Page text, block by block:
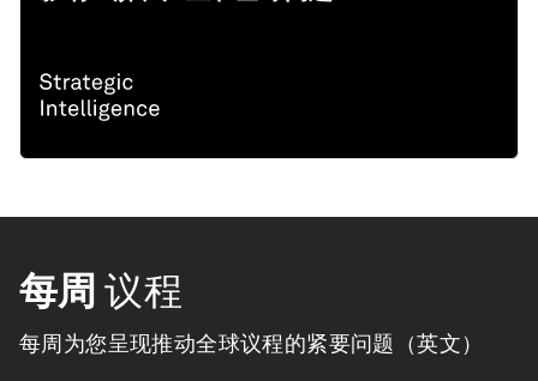
每周 议程
每周为您呈现推动全球议程的紧要问题（英文）